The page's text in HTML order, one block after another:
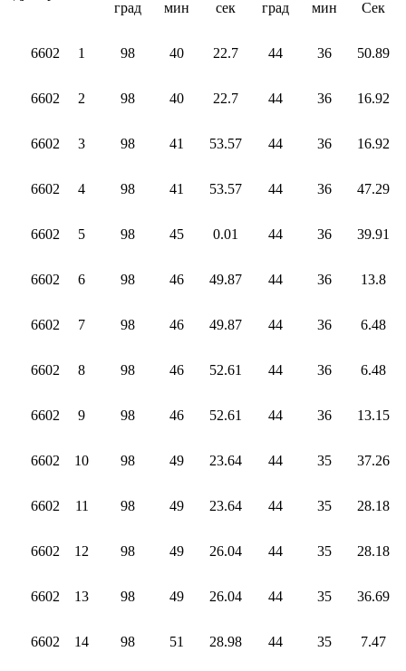
град
мин сек град мин Сек
6602 1 98 40 22.7 44 36 50.89
6602 2 98 40 22.7 44 36 16.92
6602 3 98 41 53.57 44 36 16.92
6602 4 98 41 53.57 44 36 47.29
6602 5 98 45 0.01 44 36 39.91
6602 6 98 46 49.87 44 36 13.8
6602 7 98 46 49.87 44 36 6.48
6602 8 98 46 52.61 44 36 6.48
6602 9 98 46 52.61 44 36 13.15
6602 10 98 49 23.64 44 35 37.26
6602 11 98 49 23.64 44 35 28.18
6602 12 98 49 26.04 44 35 28.18
6602 13 98 49 26.04 44 35 36.69
6602 14 98 51 28.98 44 35 7.47